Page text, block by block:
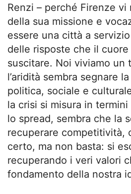
Renzi – perché Firenze vi
della sua missione e
essere una città a
delle risposte che il cuore
suscitare. Noi viviamo un
l’aridità sembra segnare
politica, sociale e
la crisi si misura in
lo spread, sembra che la
recuperare competitività,
certo, ma non basta: si
recuperando i veri valori
fondamento della nostra